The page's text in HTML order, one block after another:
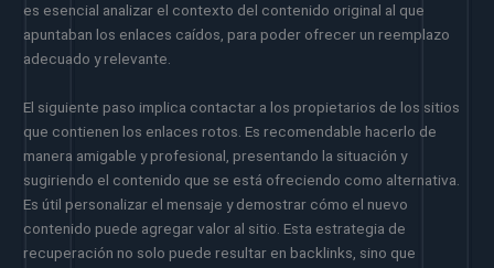
es esencial analizar el contexto del contenido original al que
apuntaban los enlaces caídos, para poder ofrecer un reemplazo
adecuado y relevante.
El siguiente paso implica contactar a los propietarios de los sitios
que contienen los enlaces rotos. Es recomendable hacerlo de
manera amigable y profesional, presentando la situación y
sugiriendo el contenido que se está ofreciendo como alternativa.
Es útil personalizar el mensaje y demostrar cómo el nuevo
contenido puede agregar valor al sitio. Esta estrategia de
recuperación no solo puede resultar en backlinks, sino que